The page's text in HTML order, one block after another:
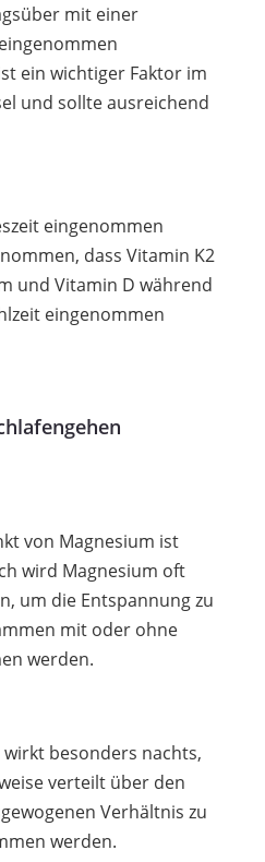
mit einer
ein wichtiger Faktor im
und sollte ausreichend
eingenommen
dass Vitamin K2
und Vitamin D während
eingenommen
von Magnesium ist
wird Magnesium oft
um die Entspannung zu
mit oder ohne
werden.
besonders nachts,
verteilt über den
Verhältnis zu
werden.